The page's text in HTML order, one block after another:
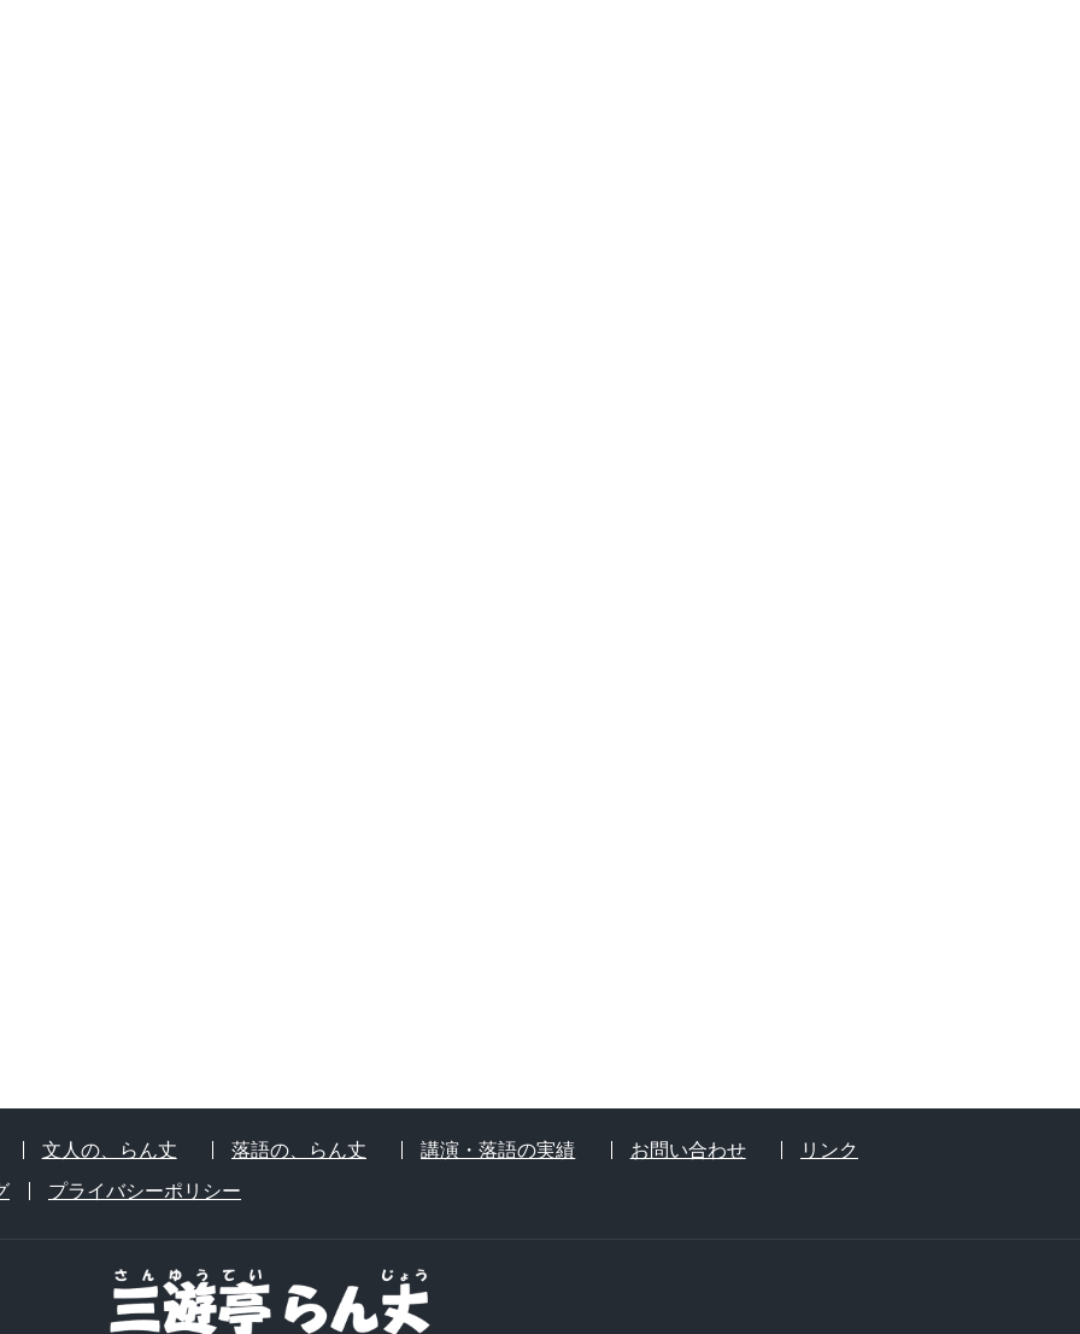
文人の、らん丈 落語の、らん丈 講演・落語の実績 お問い合わせ
リンク
プライバシーポリシー